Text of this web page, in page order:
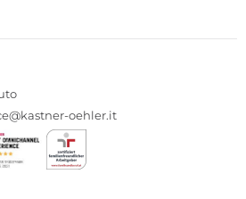
oehler.it